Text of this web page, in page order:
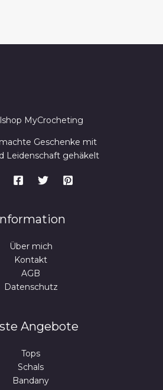
MyCrocheting
Geschenke mit
Leidenschaft gehäkelt
Über mich
Kontakt
AGB
Datenschutz
Angebote
Tops
Schals
Bandany